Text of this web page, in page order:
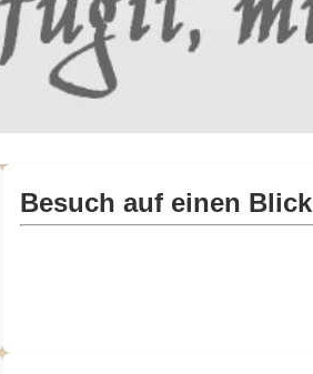
Besuch auf einen Blick